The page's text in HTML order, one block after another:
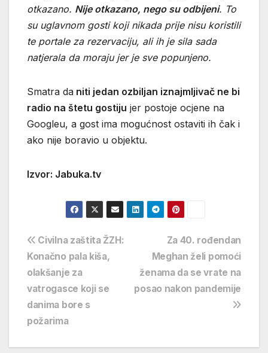
otkazano. Nije otkazano, nego su odbijeni. To
su uglavnom gosti koji nikada prije nisu koristili
te portale za rezervaciju, ali ih je sila sada
natjerala da moraju jer je sve popunjeno.
Smatra da niti jedan ozbiljan iznajmljivač ne bi
radio na štetu gostiju jer postoje ocjene na
Googleu, a gost ima mogućnost ostaviti ih čak i
ako nije boravio u objektu.
Izvor: Jabuka.tv
Navigacija
objava
Za 40. rođendan
Meghan želi pomoći
ženama da se vrate na
posao nakon pandemije
Civilna zaštita ŽZH:
Konačno pala kiša,
olakšanje za
vatrogasce koji se
danima bore s
požarima